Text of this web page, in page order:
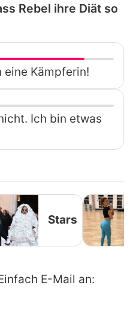
Rebel ihre Diät so
eine Kämpferin!
Ich bin etwas
Stars
E-Mail an: